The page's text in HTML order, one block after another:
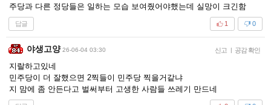
주당과 다른 정당들은 일하는 모습 보여줬어야했는데 실망이 크긴함
답글 0
1
야생고양 26-06-04 03:30 신고 | 공감 확인
지랄하고있네
민주당이 더 잘했으면 2찍들이 민주당 찍을거같냐
지 맘에 좀 안든다고 벌써부터 고생한 사람들 쓰레기 만드네